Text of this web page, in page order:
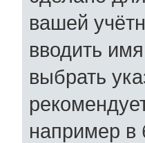
вашей
вводить
выбрать
например в